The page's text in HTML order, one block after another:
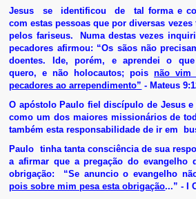
Jesus se identificou de tal forma e
com estas pessoas que por diversas
pelos fariseus. Numa destas vezes
pecadores afirmou: “Os sãos não
doentes. Ide, porém, e aprendei o
quero, e não holocautos; pois não vim
pecadores ao arrependimento” - Mateus
O apóstolo Paulo fiel discípulo de Jesus
como um dos maiores missionários de
também esta responsabilidade de ir em
Paulo tinha tanta consciência de sua
a afirmar que a pregação do evangelho
obrigação: “Se anuncio o evangelho
pois sobre mim pesa esta obrigação...” - I